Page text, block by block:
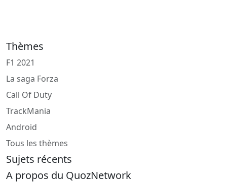
Thèmes
F1 2021
La saga Forza
Call Of Duty
TrackMania
Android
Tous les thèmes
Sujets récents
A propos du QuozNetwork